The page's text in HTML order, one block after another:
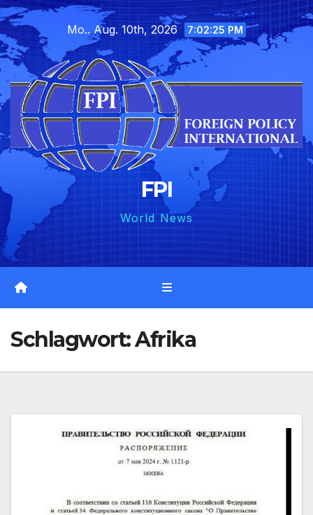
Skip
to
content
Mo.. Aug. 10th, 2026 7:02:26 PM
FPI
World News
Schlagwort:Afrika